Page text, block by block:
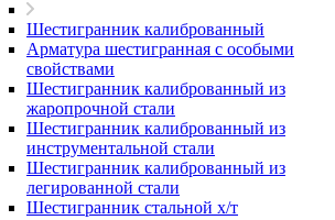
Шестигранник калиброванный
Арматура шестигранная с особыми
свойствами
Шестигранник калиброванный из
жаропрочной стали
Шестигранник калиброванный из
инструментальной стали
Шестигранник калиброванный из
легированной стали
Шестигранник стальной х/т